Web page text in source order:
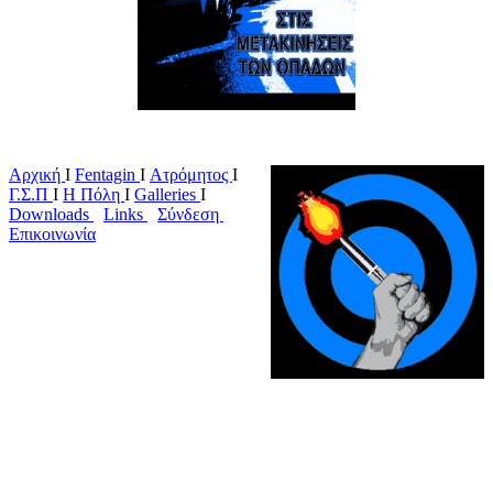
Αρχική Ι Fentagin I Ατρόμητος Ι
Γ.Σ.Π Ι Η Πόλη Ι Galleries I
Downloads
Links Σύνδεση
Επικοινωνία